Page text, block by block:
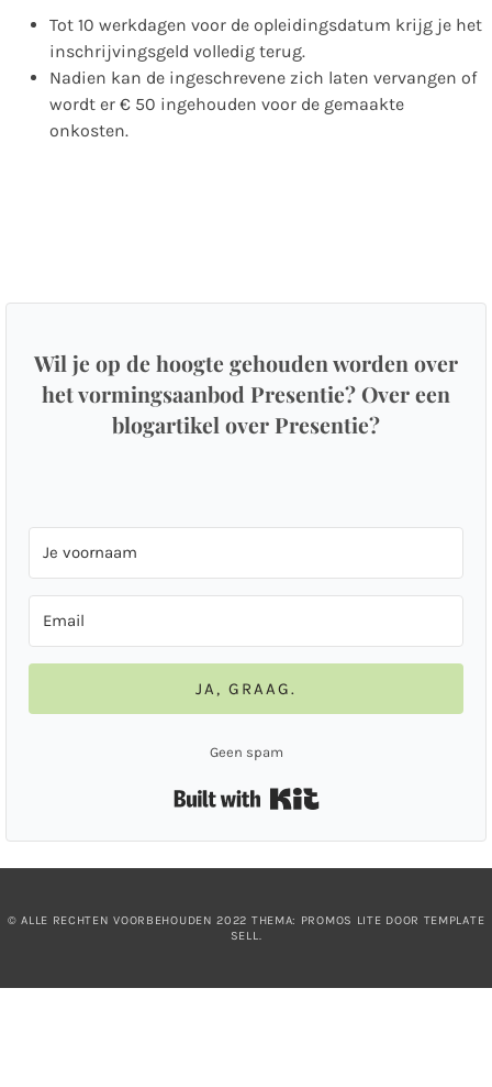
Tot 10 werkdagen voor de opleidingsdatum krijg je het
inschrijvingsgeld volledig terug.
Nadien kan de ingeschrevene zich laten vervangen of
wordt er € 50 ingehouden voor de gemaakte
onkosten.
Wil je op de hoogte gehouden worden over
het vormingsaanbod Presentie? Over een
blogartikel over Presentie?
JA, GRAAG.
Geen spam
© ALLE RECHTEN VOORBEHOUDEN 2022 THEMA: PROMOS LITE DOOR TEMPLATE
SELL.